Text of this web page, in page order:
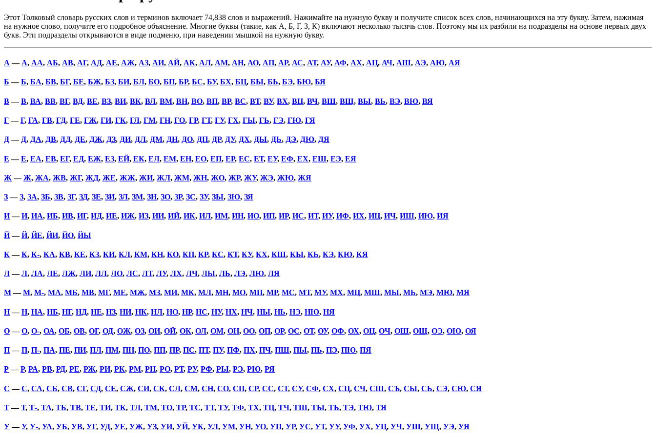
Этот Толковый словарь русских слов и терминов включает 74,838 слов и выражений. Нажимайте на нужную букву и получите список всех слов, начинающихся на эту букву. Затем, нажимая
на нужное слово, получите его подробное объяснение. Многие буквы (такие, как А, Б, Г, З, К) включают несколько тысячь слов. Поэтому мы их разбили на подразделы на основе первых двух
букв. Эти подразделы открываются в виде подменю, при наведении мышкой на нужную букву.
А — А, АА, АБ, АВ, АГ, АД, АЕ, АЖ, АЗ, АИ, АЙ, АК, АЛ, АМ, АН, АО, АП, АР, АС, АТ, АУ, АФ, АХ, АЦ, АЧ, АШ, АЭ, АЮ, АЯ
Б —Б, БА, БВ, БГ, БЕ, БЖ, БЗ, БИ, БЛ, БО, БП, БР, БС, БУ, БХ, БЦ, БЫ, БЬ, БЭ, БЮ, БЯ
В—В, ВА, ВВ, ВГ, ВД, ВЕ, ВЗ, ВИ, ВК, ВЛ, ВМ, ВН, ВО, ВП, ВР, ВС, ВТ, ВУ, ВХ, ВЦ, ВЧ, ВШ, ВЩ, ВЫ, ВЬ, ВЭ, ВЮ, ВЯ
Г—Г, ГА, ГВ, ГД, ГЕ, ГЖ, ГИ, ГК, ГЛ, ГМ, ГН, ГО, ГР, ГТ, ГУ, ГХ, ГЫ, ГЬ, ГЭ, ГЮ, ГЯ
Д— Д, ДА, ДВ, ДД, ДЕ, ДЖ, ДЗ, ДИ, ДЛ, ДМ, ДН, ДО, ДП, ДР, ДУ, ДХ, ДЫ, ДЬ, ДЭ, ДЮ, ДЯ
Е —Е, ЕА, ЕВ, ЕГ, ЕД, ЕЖ, ЕЗ, ЕЙ, ЕК, ЕЛ, ЕМ, ЕН, ЕО, ЕП, ЕР, ЕС, ЕТ, ЕУ, ЕФ, ЕХ, ЕШ, ЕЭ, ЕЯ
Ж —Ж, ЖА, ЖВ, ЖГ, ЖД, ЖЕ, ЖЖ, ЖИ, ЖЛ, ЖМ, ЖН, ЖО, ЖР, ЖУ, ЖЭ, ЖЮ, ЖЯ
З—З, ЗА, ЗБ, ЗВ, ЗГ, ЗД, ЗЕ, ЗИ, ЗЛ, ЗМ, ЗН, ЗО, ЗР, ЗС, ЗУ, ЗЫ, ЗЮ, ЗЯ
И—И, ИА, ИБ, ИВ, ИГ, ИД, ИЕ, ИЖ, ИЗ, ИИ, ИЙ, ИК, ИЛ, ИМ, ИН, ИО, ИП, ИР, ИС, ИТ, ИУ, ИФ, ИХ, ИЦ, ИЧ, ИШ, ИЮ, ИЯ
Й—Й, ЙЕ, ЙИ, ЙО, ЙЫ
К—К, К-, КА, КВ, КЕ, КЗ, КИ, КЛ, КМ, КН, КО, КП, КР, КС, КТ, КУ, КХ, КШ, КЫ, КЬ, КЭ, КЮ, КЯ
Л—Л, ЛА, ЛЕ, ЛЖ, ЛИ, ЛЛ, ЛО, ЛС, ЛТ, ЛУ, ЛХ, ЛЧ, ЛЫ, ЛЬ, ЛЭ, ЛЮ, ЛЯ
М—М, М-, МА, МБ, МВ, МГ, МЕ, МЖ, МЗ, МИ, МК, МЛ, МН, МО, МП, МР, МС, МТ, МУ, МХ, МЦ, МШ, МЫ, МЬ, МЭ, МЮ, МЯ
Н—Н, НА, НБ, НГ, НД, НЕ, НЗ, НИ, НК, НЛ, НО, НР, НС, НУ, НХ, НЧ, НЫ, НЬ, НЭ, НЮ, НЯ
О—О, О-, ОА, ОБ, ОВ, ОГ, ОД, ОЖ, ОЗ, ОИ, ОЙ, ОК, ОЛ, ОМ, ОН, ОО, ОП, ОР, ОС, ОТ, ОУ, ОФ, ОХ, ОЦ, ОЧ, ОШ, ОЩ, ОЭ, ОЮ, ОЯ
П—П, П-, ПА, ПЕ, ПИ, ПЛ, ПМ, ПН, ПО, ПП, ПР, ПС, ПТ, ПУ, ПФ, ПХ, ПЧ, ПШ, ПЫ, ПЬ, ПЭ, ПЮ, ПЯ
Р—Р, РА, РВ, РД, РЕ, РЖ, РИ, РК, РМ, РН, РО, РТ, РУ, РФ, РЫ, РЭ, РЮ, РЯ
С —С, СА, СБ, СВ, СГ, СД, СЕ, СЖ, СИ, СК, СЛ, СМ, СН, СО, СП, СР, СС, СТ, СУ, СФ, СХ, СЦ, СЧ, СШ, СЪ, СЫ, СЬ, СЭ, СЮ, СЯ
Т—Т, Т-, ТА, ТБ, ТВ, ТЕ, ТИ, ТК, ТЛ, ТМ, ТО, ТР, ТС, ТТ, ТУ, ТФ, ТХ, ТЦ, ТЧ, ТШ, ТЫ, ТЬ, ТЭ, ТЮ, ТЯ
У—У, У-, УА, УБ, УВ, УГ, УД, УЕ, УЖ, УЗ, УИ, УЙ, УК, УЛ, УМ, УН, УО, УП, УР, УС, УТ, УУ, УФ, УХ, УЦ, УЧ, УШ, УЩ, УЭ, УЯ